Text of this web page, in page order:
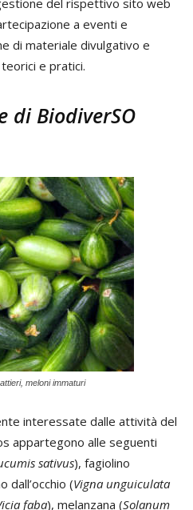
a eventi e
di materiale divulgativo e
e pratici.
di BiodiverSO
meloni immaturi
interessate dalle attività del
appartegono alle seguenti
sativus), fagiolino
dall’occhio (Vigna unguiculata
faba), melanzana (Solanum